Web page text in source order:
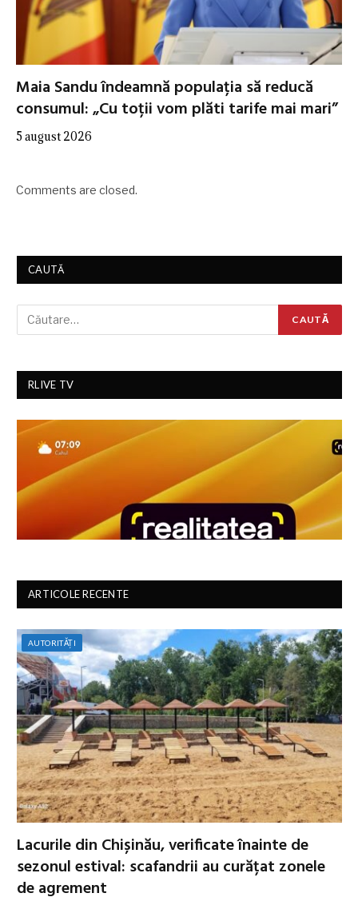
Maia Sandu îndeamnă populația să reducă
consumul: „Cu toții vom plăti tarife mai mari”
5 august 2026
Comments are closed.
CAUTĂ
RLIVE TV
ARTICOLE RECENTE
AUTORITĂȚI
Lacurile din Chișinău, verificate înainte de
sezonul estival: scafandrii au curățat zonele
de agrement